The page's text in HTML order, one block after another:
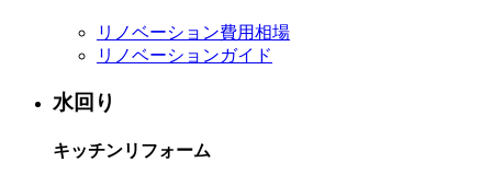
リノベーション費用相場
リノベーションガイド
水回り
キッチンリフォーム